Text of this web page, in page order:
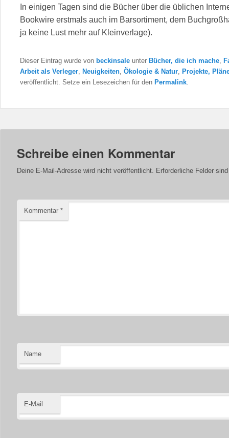
In einigen Tagen sind die Bücher über die üblichen
Bookwire erstmals auch im Barsortiment, dem
ja keine Lust mehr auf Kleinverlage).
Dieser Eintrag wurde von beckinsale unter Bücher, die ich mache
Arbeit als Verleger Neuigkeiten Ökologie & Natur Projekte,
veröffentlicht. Setze ein Lesezeichen für den Permalink
Schreibe einen Kommentar
Deine E-Mail-Adresse wird nicht veröffentlicht. Erforderliche Felder
Kommentar *
Name
E-Mail